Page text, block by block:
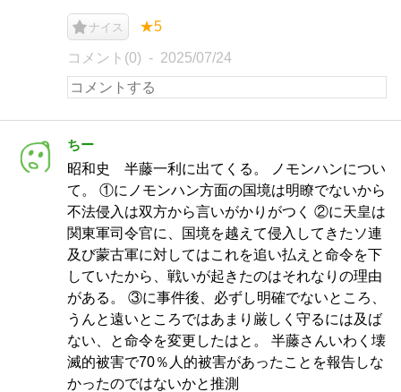
ナイス ★5
コメント(0) 2025/07/24
ちー
昭和史 半藤一利に出てくる。 ノモンハンについ
て。 ①にノモンハン方面の国境は明瞭でないから
不法侵入は双方から言いがかりがつく ②に天皇は
関東軍司令官に、国境を越えて侵入してきたソ連
及び蒙古軍に対してはこれを追い払えと命令を下
していたから、戦いが起きたのはそれなりの理由
がある。 ③に事件後、必ずし明確でないところ、
うんと遠いところではあまり厳しく守るには及ば
ない、と命令を変更したはと。 半藤さんいわく壊
滅的被害で70％人的被害があったことを報告しな
かったのではないかと推測